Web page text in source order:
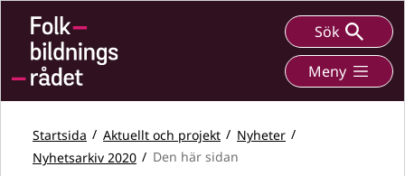
Sök
Meny
Startsida Aktuellt och projekt
Nyheter
Nyhetsarkiv 2020
Den här sidan